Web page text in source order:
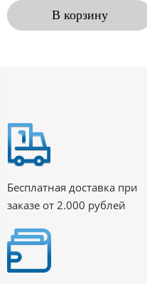
В корзину
Бесплатная доставка при
заказе от 2.000 рублей